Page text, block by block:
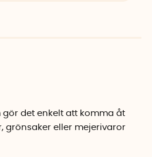
det enkelt att komma åt
grönsaker eller mejerivaror